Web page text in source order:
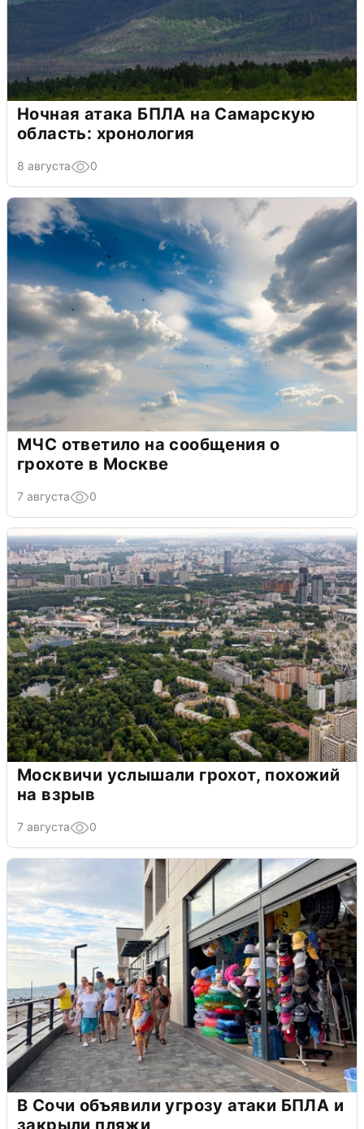
Ночная атака БПЛА на Самарскую
область: хронология
8 августа 0
МЧС ответило на сообщения о
грохоте в Москве
7 августа 0
Москвичи услышали грохот, похожий
на взрыв
7 августа 0
В Сочи объявили угрозу атаки БПЛА и
закрыли пляжи